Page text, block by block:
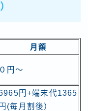
月額
０円〜
円+端末代1365
円(毎月割後）